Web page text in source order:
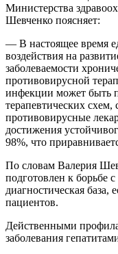
Министерства
Шевченко поясняет:
— В настоящее время
воздействия на
заболеваемости
противовирусной
инфекции может быть
терапевтических
противовирусные
достижения
98%, что
По словам Валерия
подготовлен к борьбе
диагностическая база,
пациентов.
Действенными
заболевания